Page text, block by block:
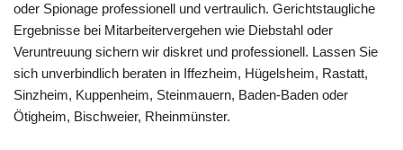
oder Spionage professionell und vertraulich. Gerichtstaugliche
Ergebnisse bei Mitarbeitervergehen wie Diebstahl oder
Veruntreuung sichern wir diskret und professionell. Lassen Sie
sich unverbindlich beraten in Iffezheim, Hügelsheim, Rastatt,
Sinzheim, Kuppenheim, Steinmauern, Baden-Baden oder
Ötigheim, Bischweier, Rheinmünster.